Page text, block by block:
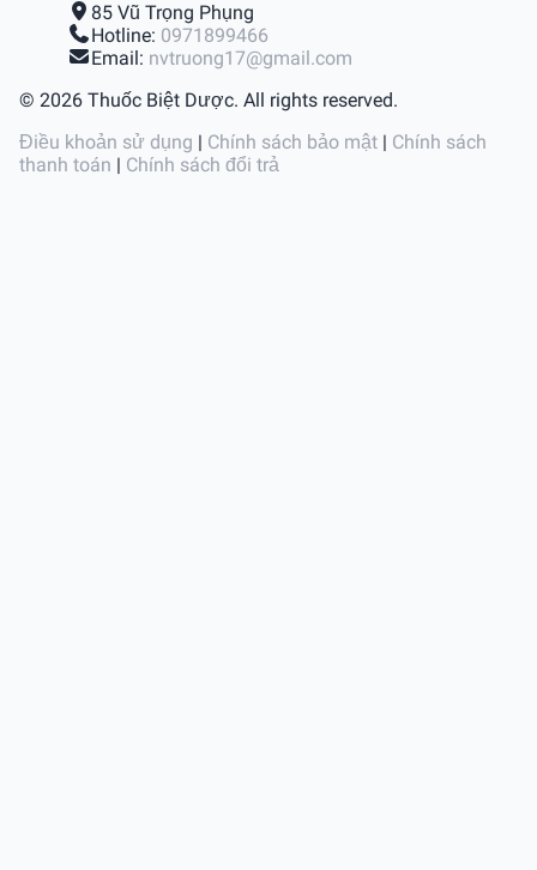
85 Vũ Trọng Phụng
Hotline: 0971899466
Email: nvtruong17@gmail.com
© 2026 Thuốc Biệt Dược. All rights reserved.
Điều khoản sử dụng | Chính sách bảo mật | Chính sách
thanh toán | Chính sách đổi trả